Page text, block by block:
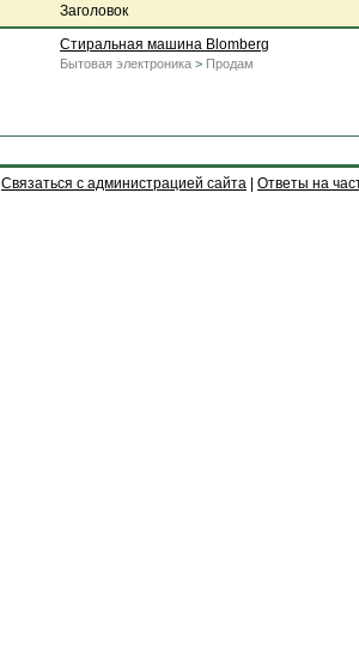
Заголовок
Стиральная машина Blomberg
Бытовая электроника > Продам
Связаться с администрацией сайта Ответы на